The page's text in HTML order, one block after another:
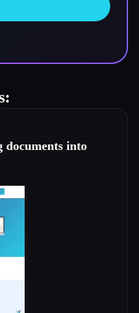
documents into